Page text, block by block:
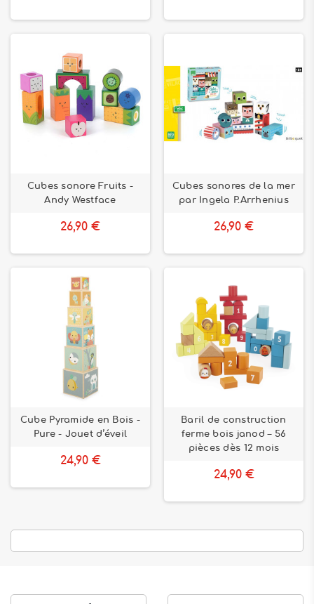
Cubes sonore Fruits -
Andy Westface
26,90 €
Cubes sonores de la mer
par Ingela P.Arrhenius
26,90 €
Cube Pyramide en Bois -
Pure - Jouet d’éveil
24,90 €
Baril de construction
ferme bois janod – 56
pièces dès 12 mois
24,90 €